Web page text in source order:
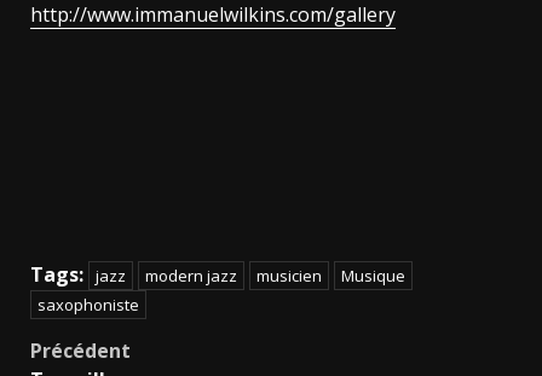
http://www.immanuelwilkins.com/gallery
Tags: jazz modern jazz musicien
Musique
saxophoniste
Navigation
Précédent